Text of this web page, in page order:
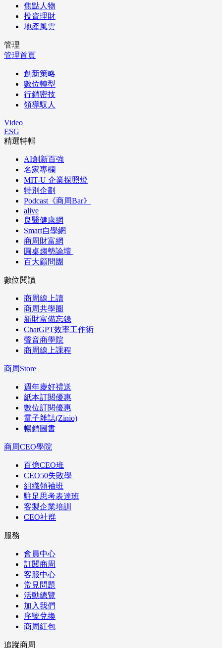
焦點人物
投資理財
地產風雲
管理
管理首頁
創新策略
數位轉型
行銷密技
領導馭人
Video
ESG
精選特輯
AI創新百強
名家專欄
MIT-U 企業探照燈
特別企劃
Podcast《商周Bar》
alive
良醫健康網
Smart自學網
商周財富網
圓桌趨勢論壇
百大顧問團
數位閱讀
商周線上讀
商周共學圈
新財富備忘錄
ChatGPT效率工作術
聲音商學院
商周線上課程
商周Store
週年慶好禮送
紙本訂閱優惠
數位訂閱優惠
電子雜誌(Zinio)
暢銷圖書
商周CEO學院
百億CEO班
CEO50失敗學
組織領袖班
駐足思考表達班
客製企業培訓
CEO社群
服務
會員中心
訂閱商周
客服中心
常見問題
活動總覽
加入我們
序號兌換
商周紅包
追蹤商周